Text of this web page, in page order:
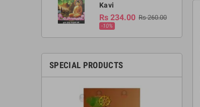
Kavi
Rs 234.00 Rs 260.00
-10%
SPECIAL PRODUCTS